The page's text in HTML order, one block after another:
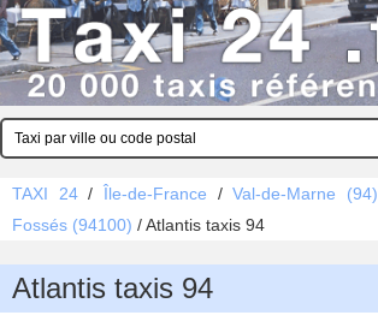
TAXI 24/ Île-de-France /Val-de-Marne (94)
Fossés (94100) /Atlantis taxis 94
Atlantis taxis 94